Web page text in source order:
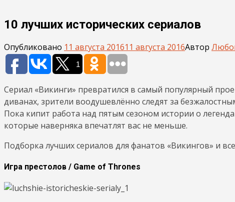
10 лучших исторических сериалов
Опубликовано 11 августа 201611 августа 2016Автор
1
Сериал «Викинги» превратился в самый популярный
диванах, зрители воодушевлённо следят за
Пока кипит работа над пятым сезоном истории о
которые наверняка впечатлят вас не меньше.
Подборка лучших сериалов для фанатов «Викингов» и
Игра престолов / Game of Thrones